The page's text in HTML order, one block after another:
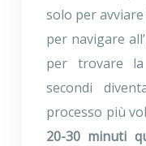
solo per
per navigare
per trovare
secondi
processo più
20-30 minuti